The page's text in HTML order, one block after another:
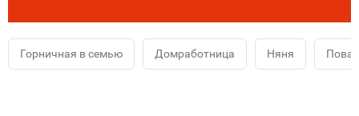
Горничная в семью Домработница Няня